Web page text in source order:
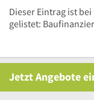
Dieser Eintrag ist
gelistet:
Jetzt Angebote